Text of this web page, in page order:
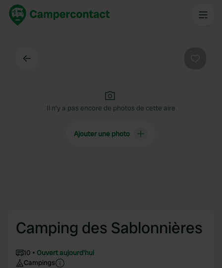
Il n'y a pas encore de photos de cette aire
Ajouter une photo
Camping des Sablonnières
10
Ouvert aujourd'hui
Campings